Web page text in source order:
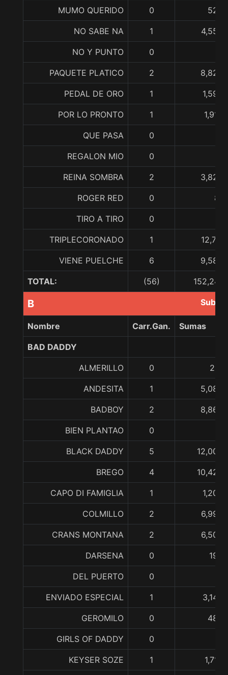
MUMO QUERIDO 0
NO SABE NA 1
NO Y PUNTO 0
PAQUETE PLATICO 2
PEDAL DE ORO 1
POR LO PRONTO 1
QUE PASA 0
REGALON MIO 0
REINA SOMBRA 2
ROGER RED 0
TIRO A TIRO 0
TRIPLECORONADO 1
VIENE PUELCHE 6
TOTAL: (56)
B Subir
Nombre Carr.Gan. Sumas
BAD DADDY
ALMERILLO 0
ANDESITA 1
BADBOY 2
BIEN PLANTAO 0
BLACK DADDY 5
BREGO 4
CAPO DI FAMIGLIA 1
COLMILLO 2
CRANS MONTANA 2
DARSENA 0
DEL PUERTO 0
ENVIADO ESPECIAL 1
GEROMILO 0
GIRLS OF DADDY 0
KEYSER SOZE 1